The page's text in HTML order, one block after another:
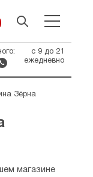
с 9 до 21
ежедневно
Зёрна
магазине